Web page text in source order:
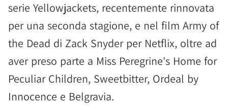
serie Yellowjackets, recentemente rinnovata
per una seconda stagione, e nel film Army of
the Dead di Zack Snyder per Netflix, oltre ad
aver preso parte a Miss Peregrine's Home for
Peculiar Children, Sweetbitter, Ordeal by
Innocence e Belgravia.